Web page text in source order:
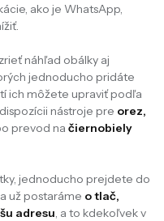
ako je WhatsApp,
náhľad obálky aj
jednoducho pridáte
ich môžete upraviť podľa
nástroje pre orez,
prevod na čiernobiely
jednoducho prejdete do
už postaráme o tlač,
adresu, a to kdekoľvek v